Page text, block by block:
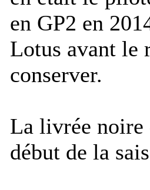
en GP2 en
Lotus avant le
conserver.
La livrée noire
début de la